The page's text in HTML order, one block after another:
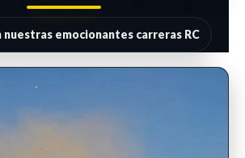
emocionantes carreras RC